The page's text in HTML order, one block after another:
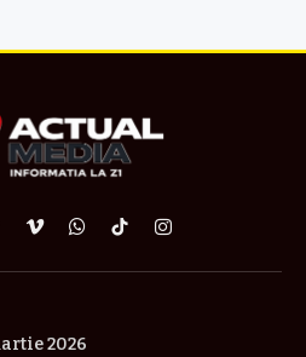
VimeoWhatsApp
TikTokInstagram
2026